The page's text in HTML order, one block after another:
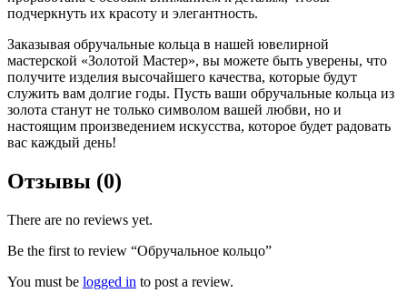
подчеркнуть их красоту и элегантность.
Заказывая обручальные кольца в нашей ювелирной
мастерской «Золотой Мастер», вы можете быть уверены, что
получите изделия высочайшего качества, которые будут
служить вам долгие годы. Пусть ваши обручальные кольца из
золота станут не только символом вашей любви, но и
настоящим произведением искусства, которое будет радовать
вас каждый день!
Отзывы (0)
There are no reviews yet.
Be the first to review “Обручальное кольцо”
You must be logged in to post a review.